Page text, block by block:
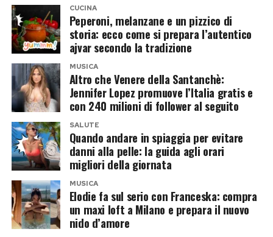
Dopo l’uscita di Edoardo, Paola non era rimasta
ferma ad aspettare. Sul finire della stagione
aveva iniziato a conoscereAntonio Marino,
cavaliere già conteso da Gloria Nicoletti e
Cristina Tenuta prima che entrambe
decidessero di interrompere la frequentazione.
A giugno, Antonio aveva confermato che la
conoscenza con Paola proseguiva anche lontano
dallo studio. Si era detto interessato a dedicarle
tempo durante l’estate e pronto a capire se tra
loro potesse nascere qualcosa di più serio.
Poi, evidentemente, il copione sarebbe
CUCINA
Peperoni, melanzane e un pizzico di
storia: ecco come si prepara l’autentico
ajvar secondo la tradizione
MUSICA
Altro che Venere della Santanchè:
Jennifer Lopez promuove l’Italia gratis e
con 240 milioni di follower al seguito
SALUTE
Quando andare in spiaggia per evitare
danni alla pelle: la guida agli orari
migliori della giornata
MUSICA
Elodie fa sul serio con Franceska: compra
un maxi loft a Milano e prepara il nuovo
nido d’amore